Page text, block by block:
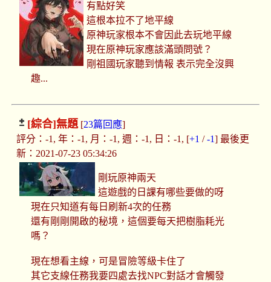
有點好笑
這根本拉不了地平線
原神玩家根本不會因此去玩地平線
現在原神玩家應該滿頭問號？
剛祖國玩家聽到情報 表示完全沒興
趣...
[綜合]無題[23篇回應]
評分：-1, 年：-1, 月：-1, 週：-1, 日：-1, [+1 /-1] 最後更
新：2021-07-23 05:34:26
剛玩原神兩天
這遊戲的日課有哪些要做的呀
現在只知道有每日刷新4次的任務
還有剛剛開啟的秘境，這個要每天把樹脂耗光
嗎？
現在想看主線，可是冒險等級卡住了
其它支線任務我要四處去找NPC對話才會觸發